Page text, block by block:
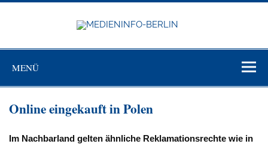
Zum
MENÜ
Online eingekauft in Polen
Im Nachbarland gelten ähnliche Reklamationsrechte wie in